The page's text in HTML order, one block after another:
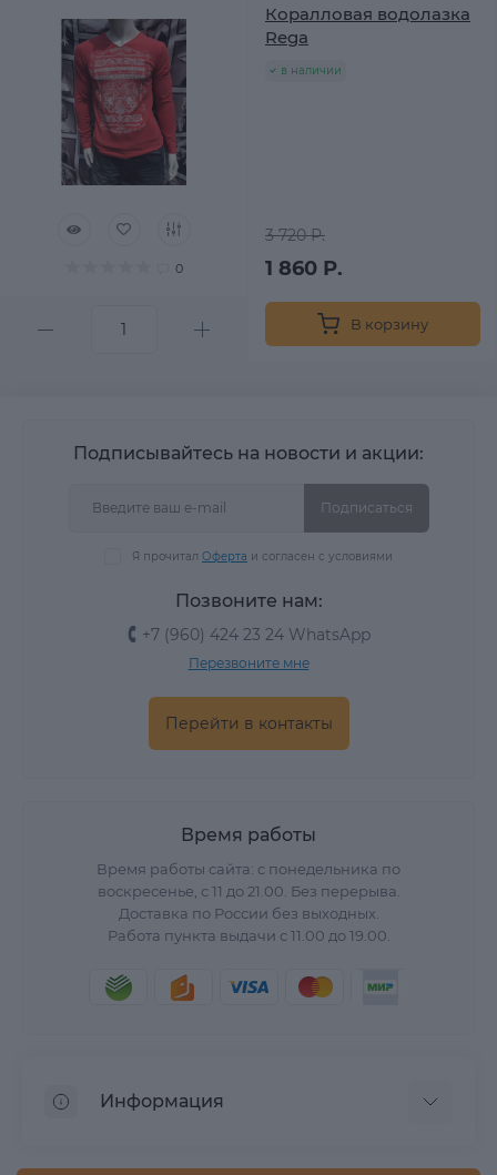
0
Коралловая водолазка
Rega
в наличии
3 720 Р.
1 860 Р.
В корзину
Подписывайтесь на новости и акции:
Подписаться
Я прочитал Оферта и согласен с условиями
Позвоните нам:
+7 (960) 424 23 24 WhatsApp
Перезвоните мне
Перейти в контакты
Время работы
Время работы сайта: с понедельника по
воскресенье, с 11 до 21.00. Без перерыва.
Доставка по России без выходных.
Работа пункта выдачи с 11.00 до 19.00.
Информация